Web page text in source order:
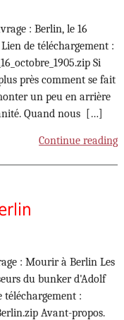
: Berlin, le 16
de téléchargement :
Si
près comment se fait
un peu en arrière
Quand nous […]
Continue reading
: Mourir à Berlin Les
du bunker d'Adolf
téléchargement :
Avant-propos.